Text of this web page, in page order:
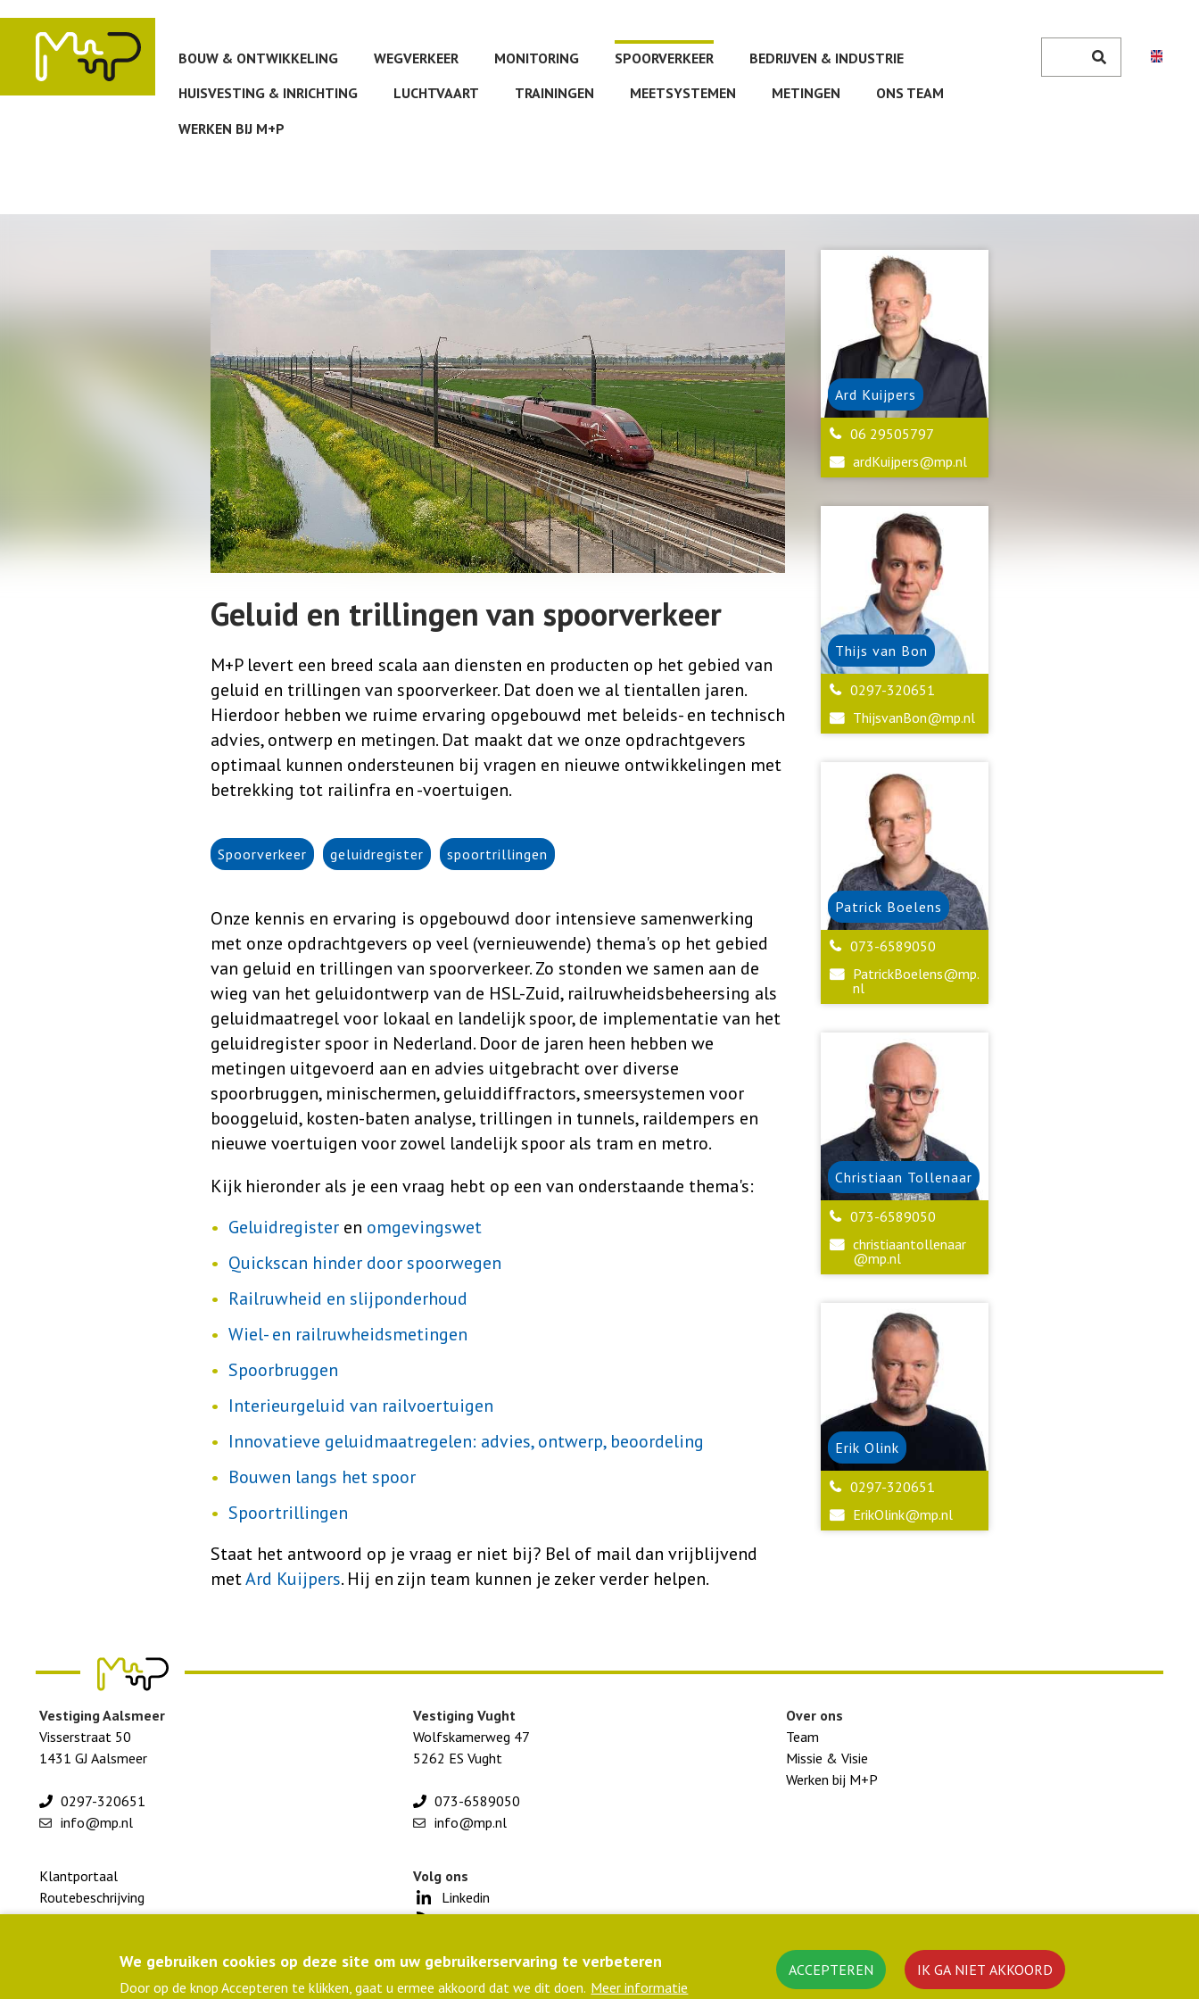
inhoud
gaan
BOUW & ONTWIKKELING WEGVERKEER MONITORING SPOORVERKEER
BEDRIJVEN & INDUSTRIE
HUISVESTING & INRICHTING
LUCHTVAART TRAININGEN MEETSYSTEMEN METINGEN
ONS TEAM
WERKEN BIJ M+P
Search
Geluid en trillingen van spoorverkeer
M+P levert een breed scala aan diensten en producten op het gebied van
geluid en trillingen van spoorverkeer. Dat doen we al tientallen jaren.
Hierdoor hebben we ruime ervaring opgebouwd met beleids- en technisch
advies, ontwerp en metingen. Dat maakt dat we onze opdrachtgevers
optimaal kunnen ondersteunen bij vragen en nieuwe ontwikkelingen met
betrekking tot railinfra en -voertuigen.
Spoorverkeer geluidregister spoortrillingen
Onze kennis en ervaring is opgebouwd door intensieve samenwerking
met onze opdrachtgevers op veel (vernieuwende) thema's op het gebied
van geluid en trillingen van spoorverkeer. Zo stonden we samen aan de
wieg van het geluidontwerp van de HSL-Zuid, railruwheidsbeheersing als
geluidmaatregel voor lokaal en landelijk spoor, de implementatie van het
geluidregister spoor in Nederland. Door de jaren heen hebben we
metingen uitgevoerd aan en advies uitgebracht over diverse
spoorbruggen, minischermen, geluiddiffractors, smeersystemen voor
booggeluid, kosten-baten analyse, trillingen in tunnels, raildempers en
nieuwe voertuigen voor zowel landelijk spoor als tram en metro.
Kijk hieronder als je een vraag hebt op een van onderstaande thema's:
Geluidregister en omgevingswet
Quickscan hinder door spoorwegen
Railruwheid en slijponderhoud
Wiel- en railruwheidsmetingen
Spoorbruggen
Interieurgeluid van railvoertuigen
Innovatieve geluidmaatregelen: advies, ontwerp, beoordeling
Bouwen langs het spoor
Spoortrillingen
Staat het antwoord op je vraag er niet bij? Bel of mail dan vrijblijvend
metArd Kuijpers. Hij en zijn team kunnen je zeker verder helpen.
Ard Kuijpers
06 29505797
ardKuijpers@mp.nl
Thijs van Bon
0297-320651
ThijsvanBon@mp.nl
Patrick Boelens
073-6589050
PatrickBoelens@mp.
nl
Christiaan Tollenaar
073-6589050
christiaantollenaar
@mp.nl
Erik Olink
0297-320651
ErikOlink@mp.nl
Vestiging Aalsmeer
Visserstraat 50
1431 GJ Aalsmeer
0297-320651
info@mp.nl
Vestiging Vught
Wolfskamerweg 47
5262 ES Vught
073-6589050
info@mp.nl
Over ons
Team
Missie & Visie
Werken bij M+P
Footer
menu
colofon
Klantportaal
Routebeschrijving
Privacyverklaring
ISO 9001 gecertificeerd
C02-Prestatieladder
Volg ons
Linkedin
Rss
We gebruiken cookies op deze site om uw gebruikerservaring te verbeteren
Door op de knop Accepteren te klikken, gaat u ermee akkoord dat we dit doen. Meer informatie
ACCEPTEREN IK GA NIET AKKOORD